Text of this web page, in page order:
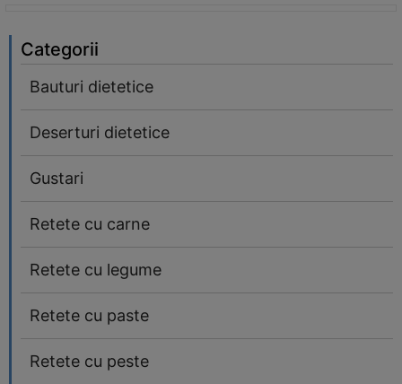
Categorii
Bauturi dietetice
Deserturi dietetice
Gustari
Retete cu carne
Retete cu legume
Retete cu paste
Retete cu peste